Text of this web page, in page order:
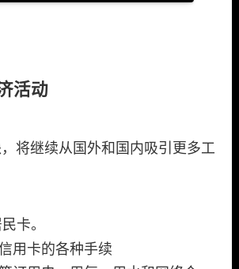
活动
将继续从国外和国内吸引更多工
卡。
用卡的各种手续